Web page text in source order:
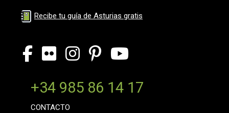
Recibe tu guía de Asturias gratis
+34 985 86 14 17
CONTACTO